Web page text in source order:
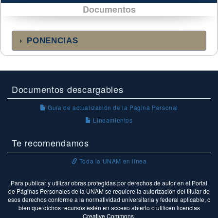
Documentos
PONENCIAS
Documentos descargables
Guía de actualización de la Página Personal
Lineamientos
Te recomendamos
Toda la UNAM en línea
Para publicar y utilizar obras protegidas por derechos de autor en el Portal
de Páginas Personales de la UNAM se requiere la autorización del titular de
esos derechos conforme a la normatividad universitaria y federal aplicable, o
bien que dichos recursos estén en acceso abierto o utilicen licencias
Creative Commons.